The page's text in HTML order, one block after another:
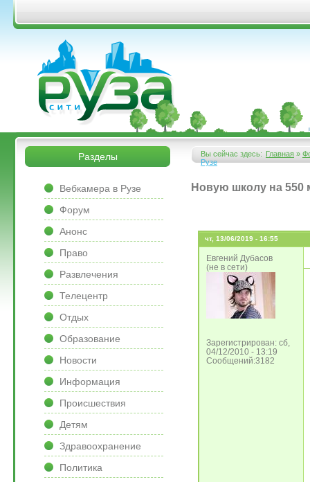
Перейти к основному содержанию
&bsps;
&bsps;
Вы сейчас здесь:
Вы здесь
Главная »
Рузе
Новую школу на 550
чт, 13/06/2019 - 16:55
Евгений Дубасов
(не в сети)
Зарегистрирован: сб,
04/12/2010 - 13:19
Сообщений:3182
Разделы
Вебкамера в Рузе
Форум
Анонс
Право
Развлечения
Телецентр
Отдых
Образование
Новости
Информация
Происшествия
Детям
Здравоохранение
Политика